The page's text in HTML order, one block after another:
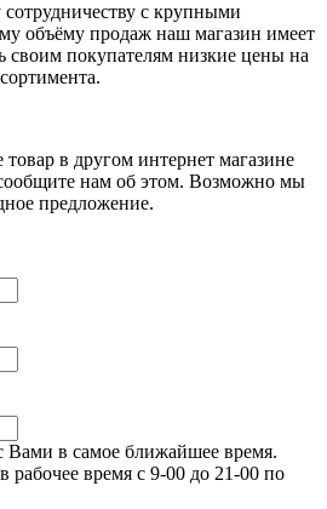
с крупными
объёму продаж наш магазин имеет
своим покупателям низкие цены на
в другом интернет магазине
нам об этом. Возможно мы
предложение.
Вами в самое ближайшее время.
рабочее время с 9-00 до 21-00 по